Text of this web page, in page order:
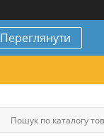
Переглянути